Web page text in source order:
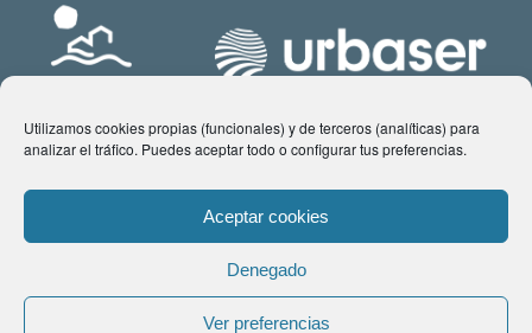
Utilizamos cookies propias (funcionales) y de terceros (analíticas) para
analizar el tráfico. Puedes aceptar todo o configurar tus preferencias.
Aceptar cookies
Denegado
Ver preferencias
© Copyright 2021 www.costadelsol.eco. Todos los derechos reservados |